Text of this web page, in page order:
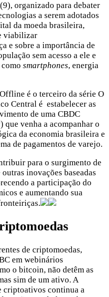
organizado para debater
a serem adotados
da moeda brasileira,
viabilizar
e sobre a importância de
sem acesso a ele e
smartphones, energia
é o terceiro da série O
Central é estabelecer as
de uma CBDC
venha a acompanhar o
da economia brasileira e
de pagamentos de varejo.
para o surgimento de
inovações baseadas
a participação do
e aumentando sua
de criptomoedas,
em webinários
o bitcoin, não detêm as
sim de um ativo. A
criptoativos continua a